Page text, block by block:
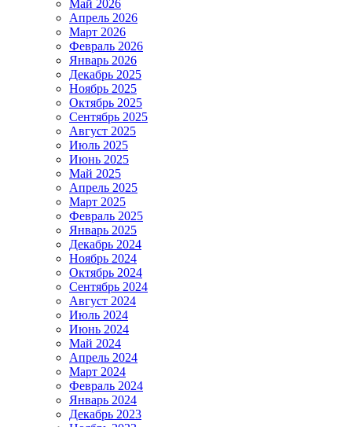
Май 2026
Апрель 2026
Март 2026
Февраль 2026
Январь 2026
Декабрь 2025
Ноябрь 2025
Октябрь 2025
Сентябрь 2025
Август 2025
Июль 2025
Июнь 2025
Май 2025
Апрель 2025
Март 2025
Февраль 2025
Январь 2025
Декабрь 2024
Ноябрь 2024
Октябрь 2024
Сентябрь 2024
Август 2024
Июль 2024
Июнь 2024
Май 2024
Апрель 2024
Март 2024
Февраль 2024
Январь 2024
Декабрь 2023